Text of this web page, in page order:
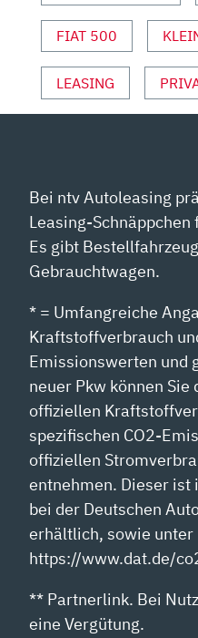
YOUTUBE
ANZEIGEN
FIAT 500
LEASING
Bei ntv Autoleasing
Leasing-
Es gibt
Gebrauchtwagen.
* = Umfangreiche
Kraftstoffverbrauch
Emissionswerten und
neuer Pkw können
offiziellen
spezifischen CO2-
offiziellen
entnehmen. Dieser ist
bei der Deutschen
erhältlich, sowie unter
https://www.dat.de/
** Partnerlink. Bei
eine Vergütung.